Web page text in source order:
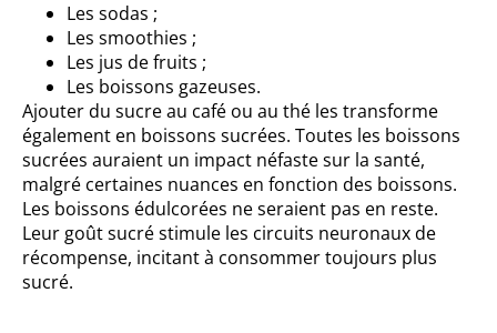
Les sodas ;
Les smoothies ;
Les jus de fruits ;
Les boissons gazeuses.
Ajouter du sucre au café ou au thé les transforme
également en boissons sucrées. Toutes les boissons
sucrées auraient un impact néfaste sur la santé,
malgré certaines nuances en fonction des boissons.
Les boissons édulcorées ne seraient pas en reste.
Leur goût sucré stimule les circuits neuronaux de
récompense, incitant à consommer toujours plus
sucré.